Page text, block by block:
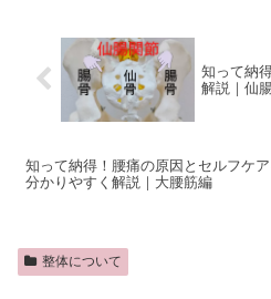
知って納
解説｜仙
知って納得！腰痛の原因とセルフケ
分かりやすく解説｜大腰筋編
整体について